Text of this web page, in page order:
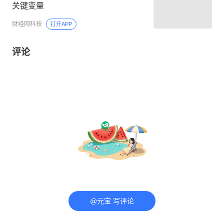
关键变量
财经网科技 打开APP
评论
@元宝 写评论